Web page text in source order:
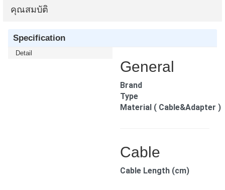
คุณสมบัติ
Specification
Detail
General
Brand
Type
Material ( Cable&Adapter )
Cable
Cable Length (cm)